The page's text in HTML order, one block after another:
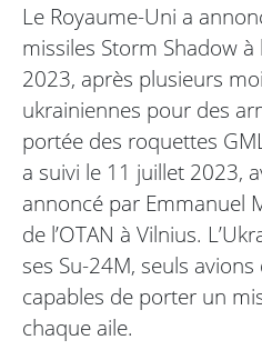
Le Royaume-Uni a
missiles Storm Shadow à
2023, après plusieurs
ukrainiennes pour des
portée des roquettes
a suivi le 11 juillet 2023,
annoncé par Emmanuel
de l’OTAN à Vilnius.
ses Su-24M, seuls
capables de porter un
chaque aile.